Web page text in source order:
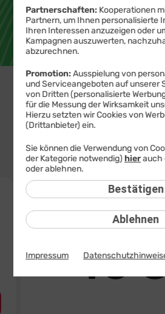
Jetzt
Mobilfunk-
Tarife
Handys mit
Tarif
6,99 €
mtl.
8,99 €
mtl.
12,99 €
mtl.
264
€
100
statt50MBit/s
X
10
TOP-DEAL
Nur bis 11.08. 11
Allnet Flat
40
Partnerschaften: Kooperationen
Partnern, um Ihnen personalisierte
Ihren Interessen anzuzeigen oder
Kampagnen auszuwerten,
abzurechnen.
Promotion:Ausspielung von
und Serviceangeboten auf unserer
von Dritten (personalisierte
für die Messung der Wirksamkeit
Hierzu setzten wir Cookies von
(Drittanbieter) ein.
Ablehnen
Sie können die Verwendung von
der Kategorie notwendig) hierauch
oder ablehnen.
Bestätigen
Impressum